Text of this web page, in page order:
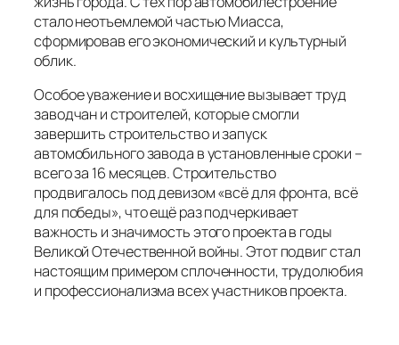
стало неотъемлемой частью Миасса,
сформировав его экономический и культурный
облик.
Особое уважение и восхищение вызывает труд
заводчан и строителей, которые смогли
завершить строительство и запуск
автомобильного завода в установленные сроки –
всего за 16 месяцев. Строительство
продвигалось под девизом «всё для фронта, всё
для победы», что ещё раз подчеркивает
важность и значимость этого проекта в годы
Великой Отечественной войны. Этот подвиг стал
настоящим примером сплоченности, трудолюбия
и профессионализма всех участников проекта.